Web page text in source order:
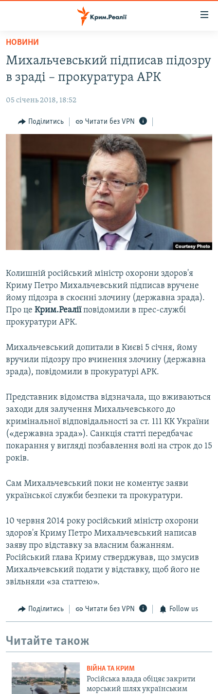
Перейти
основного
матеріалу
Перейти
до
навігації
Перейти
ВІДЕО ТА ФОТО
ПОЛІТИКА
БЛОГИ
ІНТЕРВ'Ю
ВСЕ ЗА ДЕНЬ
ВІДЕОУРОКИ «ELIFBE»
СВІДЧЕННЯ ОКУПАЦІЇ
ІНФОГРАФІКА
ЯК ОБІЙТИ БЛОКУВАННЯ
Qırımtatar
Усі сайти RFE/RL
НОВИНИ
Михальчевський підписав підозру
в зраді – прокуратура АРК
05 січень 2018, 18:52
Поділитись Читати без VPN
Колишній російський міністр охорони здоров'я
Криму Петро Михальчевський підписав вручене
йому підозра в скоєнні злочину (державна зрада).
Про це Крим.Реаліїповідомили в прес-службі
прокуратури АРК.
Михальчевський допитали в Києві 5 січня, йому
вручили підозру про вчинення злочину (державна
зрада), повідомили в прокуратурі АРК.
Представник відомства відзначала, що вживаються
заходи для залучення Михальчевського до
кримінальної відповідальності за ст. 111 КК України
(«державна зрада»). Санкція статті передбачає
покарання у вигляді позбавлення волі на строк до 15
років.
Сам Михальчевський поки не коментує заяви
української служби безпеки та прокуратури.
10 червня 2014 року російський міністр охорони
здоров'я Криму Петро Михальчевський написав
заяву про відставку за власним бажанням.
Російський глава Криму стверджував, що змусив
Михальчевський подати у відставку, щоб його не
звільняли «за статтею».
Поділитись Читати без VPN Follow us
Читайте також
ВІЙНА ТА КРИМ
Російська влада обіцяє закрити
морський шлях українським